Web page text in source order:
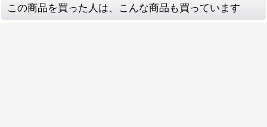
この商品を買った人は、こんな商品も買っています